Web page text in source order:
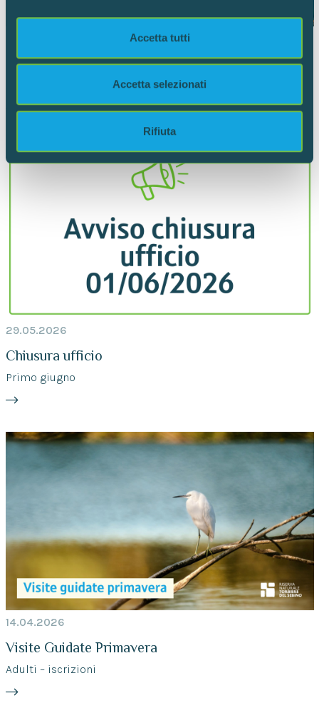
dalla Dichiarazione sui cookie.
Utilizziamo i cookie per personalizzare contenuti ed
analizzare il nostro traffico. Condividiamo inoltre
informazioni sul modo in cui utilizzi il nostro sito con i
nostri partner che si occupano di analisi dei dati web,
pubblicità e social media, i quali potrebbero combinarle
con altre informazioni che hai fornito loro o che hanno
raccolto dal tuo utilizzo dei loro servizi.
Accetta tutti
Accetta selezionati
Rifiuta
Adeguamento ticket
A partire dal 01/04/2026
29.05.2026
Chiusura ufficio
Primo giugno
14.04.2026
Visite Guidate Primavera
Adulti – iscrizioni